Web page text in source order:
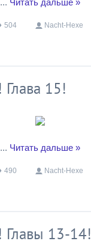
... Читать дальше »
504 Nacht-Hexe
15!
... Читать дальше »
490 Nacht-Hexe
Главы 13-14!